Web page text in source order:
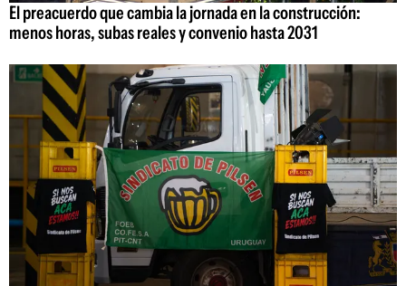
El preacuerdo que cambia la jornada en la construcción:
menos horas, subas reales y convenio hasta 2031